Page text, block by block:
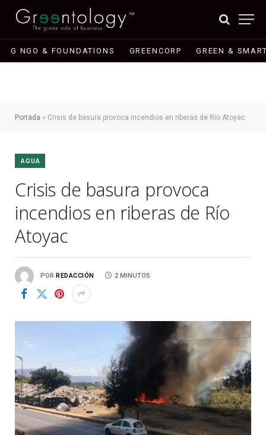
G NGO & FOUNDATIONS GREENCORP GREEN &
Portada » Crisis de basura provoca incendios en riberas de Río Atoyac
AGUA
Crisis de basura provoca
incendios en riberas de Río
Atoyac
POR REDACCIÓN 2 MINUTOS